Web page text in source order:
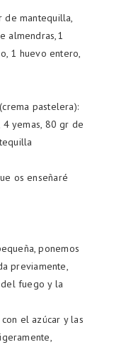
de mantequilla,
almendras,1
1 huevo entero,
pastelera):
yemas, 80 gr de
os enseñaré
ponemos
previamente,
fuego y la
el azúcar y las